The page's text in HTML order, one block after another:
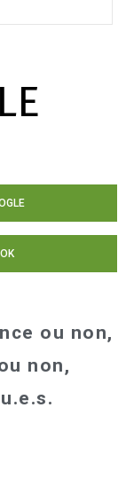
ou non,
non,